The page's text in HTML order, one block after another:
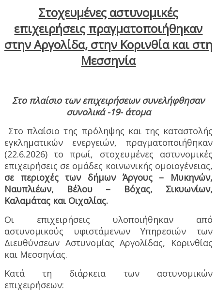
Στοχευμένες αστυνομικές
επιχειρήσεις πραγματοποιήθηκαν
στην Αργολίδα, στην Κορινθία και στη
Μεσσηνία
Στο πλαίσιο των επιχειρήσεων συνελήφθησαν
συνολικά -19- άτομα
Στο πλαίσιο της πρόληψης και της καταστολής
εγκληματικών ενεργειών, πραγματοποιήθηκαν
(22.6.2026) το πρωί, στοχευμένες αστυνομικές
επιχειρήσεις σε ομάδες κοινωνικής ομοιογένειας,
σε περιοχές των δήμων Άργους – Μυκηνών,
Ναυπλιέων, Βέλου – Βόχας, Σικυωνίων,
Καλαμάτας και Οιχαλίας.
Οι επιχειρήσεις υλοποιήθηκαν από
αστυνομικούς υφιστάμενων Υπηρεσιών των
Διευθύνσεων Αστυνομίας Αργολίδας, Κορινθίας
και Μεσσηνίας.
Κατά τη διάρκεια των αστυνομικών
επιχειρήσεων: